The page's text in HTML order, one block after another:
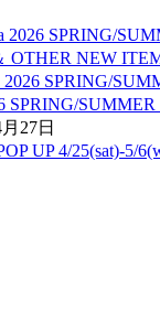
2026 SPRING/
OTHER NEW
SPRING/
SPRING/
27日
UP 4/25(sat)-5/